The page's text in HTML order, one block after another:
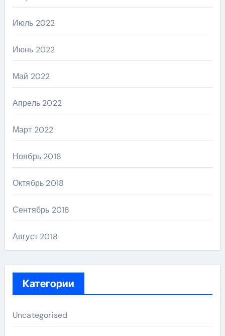
Июль 2022
Июнь 2022
Май 2022
Апрель 2022
Март 2022
Ноябрь 2018
Октябрь 2018
Сентябрь 2018
Август 2018
Категории
Uncategorised